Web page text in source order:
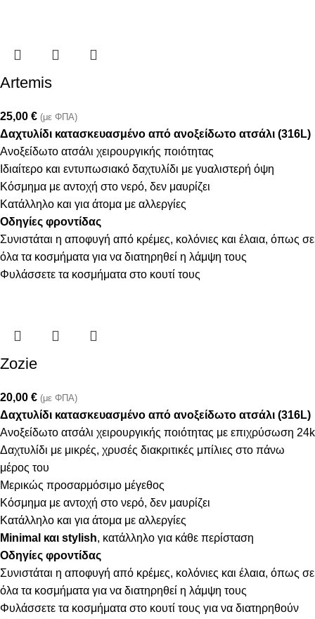
Artemis
25,00 € (με ΦΠΑ)
Δαχτυλίδι κατασκευασμένο από ανοξείδωτο ατσάλι (316L)
Ανοξείδωτο ατσάλι χειρουργικής ποιότητας
Ιδιαίτερο και εντυπωσιακό δαχτυλίδι με γυαλιστερή όψη
Κόσμημα με αντοχή στο νερό, δεν μαυρίζει
Κατάλληλο και για άτομα με αλλεργίες
Οδηγίες φροντίδας
Συνιστάται η αποφυγή από κρέμες, κολόνιες και έλαια, όπως σε
όλα τα κοσμήματα για να διατηρηθεί η λάμψη τους
Φυλάσσετε τα κοσμήματα στο κουτί τους
Zozie
20,00 € (με ΦΠΑ)
Δαχτυλίδι κατασκευασμένο από ανοξείδωτο ατσάλι (316L)
Ανοξείδωτο ατσάλι χειρουργικής ποιότητας με επιχρύσωση 24k
Δαχτυλίδι με μικρές, χρυσές διακριτικές μπίλιες στο πάνω
μέρος του
Μερικώς προσαρμόσιμo μέγεθος
Κόσμημα με αντοχή στο νερό, δεν μαυρίζει
Κατάλληλο και για άτομα με αλλεργίες
Minimal και stylish, κατάλληλο για κάθε περίσταση
Οδηγίες φροντίδας
Συνιστάται η αποφυγή από κρέμες, κολόνιες και έλαια, όπως σε
όλα τα κοσμήματα για να διατηρηθεί η λάμψη τους
Φυλάσσετε τα κοσμήματα στο κουτί τους για να διατηρηθούν